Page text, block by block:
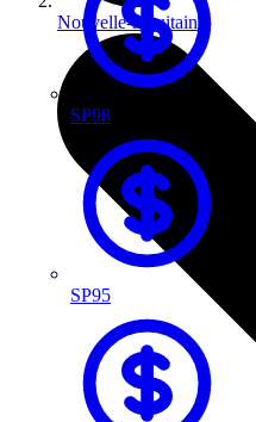
SP98
SP95
Nouvelle-Aquitaine